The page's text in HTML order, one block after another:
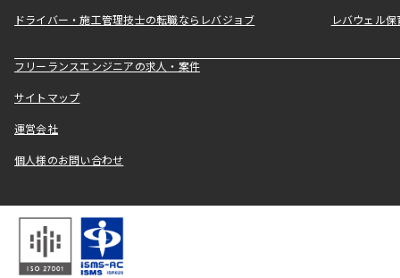
ドライバー・施工管理技士の転職ならレバジョブ レバウェル
フリーランスエンジニアの求人・案件
サイトマップ
運営会社
個人様のお問い合わせ